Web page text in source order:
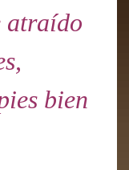
atraído
bien